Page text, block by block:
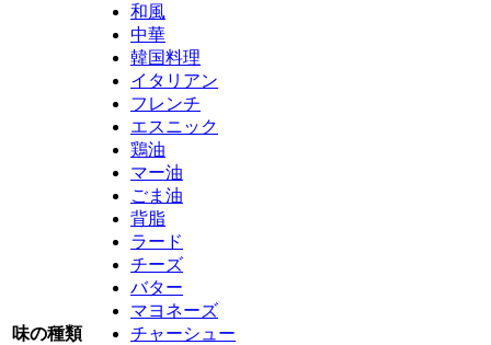
味の種類
和風
中華
韓国料理
イタリアン
フレンチ
エスニック
鶏油
マー油
ごま油
背脂
ラード
チーズ
バター
マヨネーズ
チャーシュー